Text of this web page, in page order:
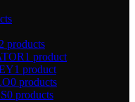
2 products
1 product
1 product
0 products
0 products